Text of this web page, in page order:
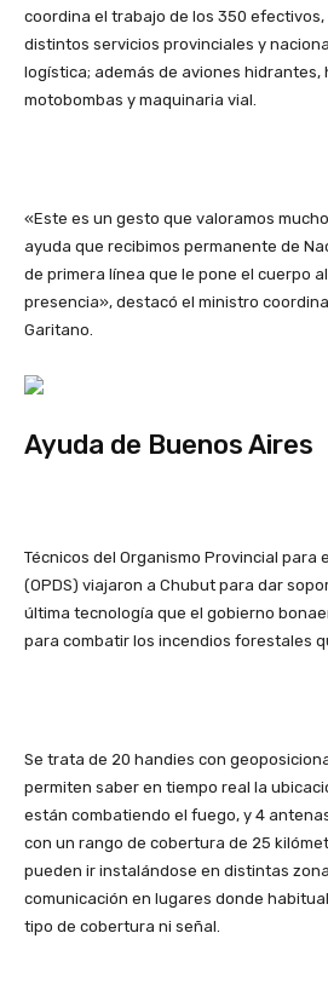
coordina el trabajo de los 350
distintos servicios provinciales y
logística; además de aviones hidrantes,
motobombas y maquinaria vial.
«Este es un gesto que valoramos
ayuda que recibimos permanente de
de primera línea que le pone el cuerpo
presencia», destacó el ministro
Garitano.
Ayuda de Buenos Aires
Técnicos del Organismo Provincial para
(OPDS) viajaron a Chubut para dar
última tecnología que el gobierno
para combatir los incendios forestales
Se trata de 20 handies con
permiten saber en tiempo real la
están combatiendo el fuego, y 4
con un rango de cobertura de 25
pueden ir instalándose en distintas
comunicación en lugares donde
tipo de cobertura ni señal.